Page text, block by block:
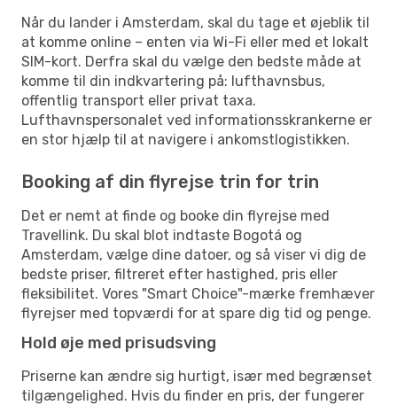
Når du lander i Amsterdam, skal du tage et øjeblik til
at komme online – enten via Wi-Fi eller med et lokalt
SIM-kort. Derfra skal du vælge den bedste måde at
komme til din indkvartering på: lufthavnsbus,
offentlig transport eller privat taxa.
Lufthavnspersonalet ved informationsskrankerne er
en stor hjælp til at navigere i ankomstlogistikken.
Booking af din flyrejse trin for trin
Det er nemt at finde og booke din flyrejse med
Travellink. Du skal blot indtaste Bogotá og
Amsterdam, vælge dine datoer, og så viser vi dig de
bedste priser, filtreret efter hastighed, pris eller
fleksibilitet. Vores "Smart Choice"-mærke fremhæver
flyrejser med topværdi for at spare dig tid og penge.
Hold øje med prisudsving
Priserne kan ændre sig hurtigt, især med begrænset
tilgængelighed. Hvis du finder en pris, der fungerer